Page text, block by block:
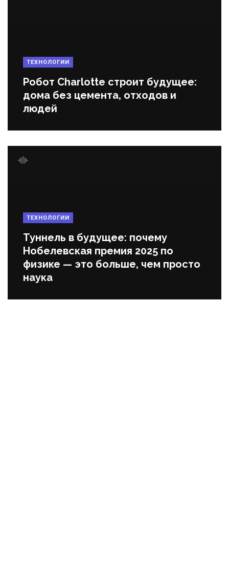
ТЕХНОЛОГИИ
Робот Charlotte строит будущее:
дома без цемента, отходов и
людей
ТЕХНОЛОГИИ
Туннель в будущее: почему
Нобелевская премия 2025 по
физике — это больше, чем просто
наука